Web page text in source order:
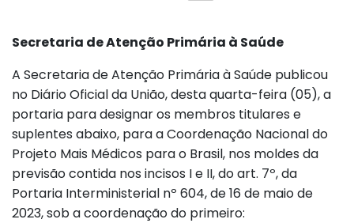
Secretaria de Atenção Primária à Saúde
A Secretaria de Atenção Primária à Saúde publicou
no Diário Oficial da União, desta quarta-feira (05), a
portaria para designar os membros titulares e
suplentes abaixo, para a Coordenação Nacional do
Projeto Mais Médicos para o Brasil, nos moldes da
previsão contida nos incisos I e II, do art. 7º, da
Portaria Interministerial nº 604, de 16 de maio de
2023, sob a coordenação do primeiro: